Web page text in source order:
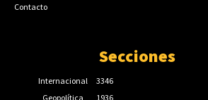
Contacto
Secciones
Internacional
3346
Geopolítica
1936